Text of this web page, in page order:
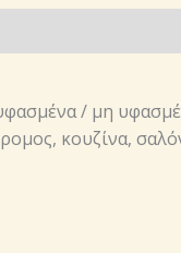
/ μη
κουζίνα,